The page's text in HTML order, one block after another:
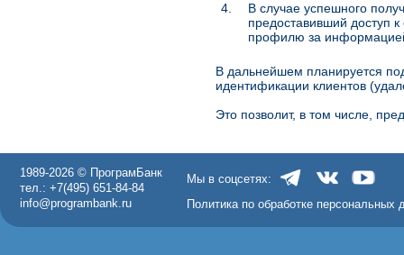
4.
В случае успешного
предоставивший доступ
профилю за
В дальнейшем планируется
идентификации клиентов
Это позволит, в том числе,
1989-2026 © ПрограмБанк
тел.: +7(495) 651-84-84
info@programbank.ru
Мы в соцсетях:
Политика по обработке персональных